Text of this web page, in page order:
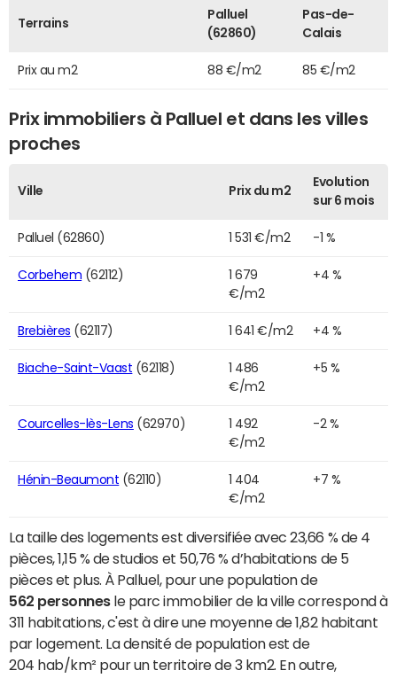
Terrains
Palluel
(62860)
Pas-de-
Calais
Prix au m2 88 €/m2 85 €/m2
Prix immobiliers à Palluel et dans les villes
proches
Ville Prix du m2
Evolution
sur 6 mois
Palluel (62860) 1 531 €/m2 -1 %
Corbehem (62112)
1 679
€/m2
+4 %
Brebières (62117) 1 641 €/m2 +4 %
Biache-Saint-Vaast (62118)
1 486
€/m2
+5 %
Courcelles-lès-Lens (62970)
1 492
€/m2
-2 %
Hénin-Beaumont (62110)
1 404
€/m2
+7 %
La taille des logements est diversifiée avec 23,66 % de 4
pièces, 1,15 % de studios et 50,76 % d’habitations de 5
pièces et plus. À Palluel, pour une population de
562 personnesle parc immobilier de la ville correspond à
311 habitations, c'est à dire une moyenne de 1,82 habitant
par logement. La densité de population est de
204 hab/km² pour un territoire de 3 km2. En outre,